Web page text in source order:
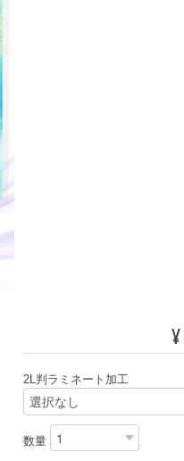
¥
2L判ラミネート加工
数量